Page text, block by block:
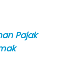
Pajak